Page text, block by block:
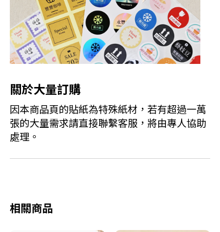
關於大量訂購
因本商品頁的貼紙為特殊紙材，若有超過一萬
張的大量需求請直接聯繫客服，將由專人協助
處理。
相關商品